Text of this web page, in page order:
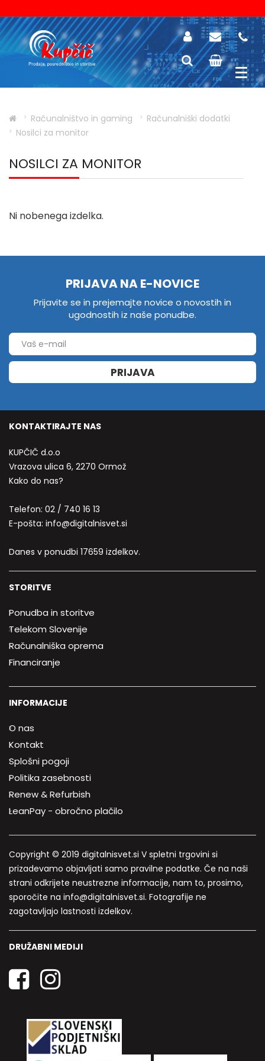
Računalništvo in gaming
Računalniški dodatki
Nosilci za monitor
NOSILCI ZA MONITOR
Ni nobenega izdelka.
PRIJAVA NA E-NOVICE
Prijavite se in prejemajte novice o novostih in
ugodnostih iz naše ponudbe.
PRIJAVA
KONTAKTIRAJTE NAS
KUPČIČ d.o.o
Vrazova ulica 6, 2270 Ormož
Kako do nas?
Telefon: 02 / 740 16 13
E-pošta: info@digitalnisvet.si
Danes v ponudbi 17659 izdelkov.
STORITVE
Ponudba in storitve
Telekom Slovenije
Računalniška oprema
Financiranje
INFORMACIJE
O nas
Kontakt
Splošni pogoji
Politika zasebnosti
Renew & Refurbish
LeanPay - obročno plačilo
Copyright © 2019 digitalnisvet.si V spletni trgovini si
prizadevamo objavljati samo pravilne podatke. Če na naši
strani odkrijete neustrezne informacije, nam to, prosimo,
sporočite na info@digitalnisvet.si. Fotografije ne
zagotavljajo lastnosti izdelkov.
DRUŽABNI MEDIJI